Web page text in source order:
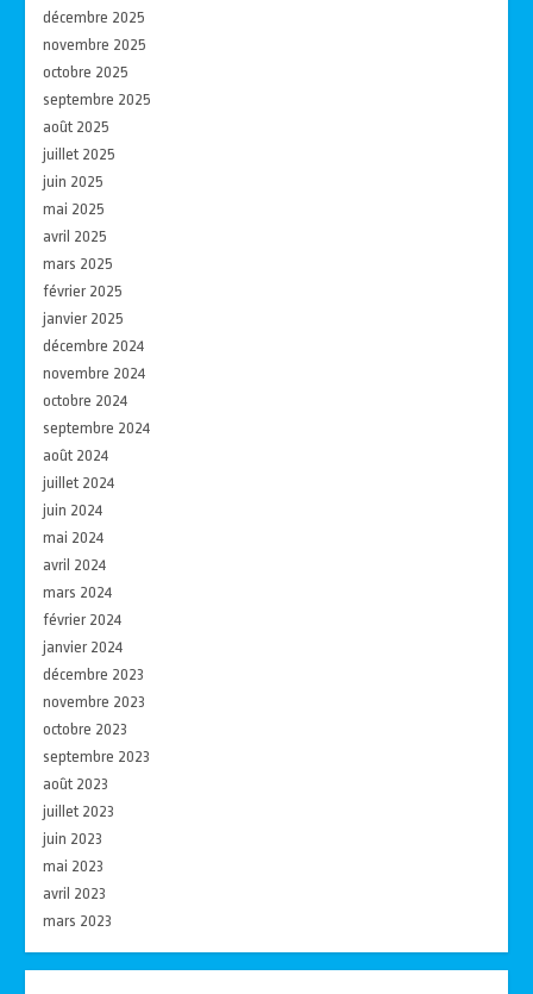
décembre 2025
novembre 2025
octobre 2025
septembre 2025
août 2025
juillet 2025
juin 2025
mai 2025
avril 2025
mars 2025
février 2025
janvier 2025
décembre 2024
novembre 2024
octobre 2024
septembre 2024
août 2024
juillet 2024
juin 2024
mai 2024
avril 2024
mars 2024
février 2024
janvier 2024
décembre 2023
novembre 2023
octobre 2023
septembre 2023
août 2023
juillet 2023
juin 2023
mai 2023
avril 2023
mars 2023